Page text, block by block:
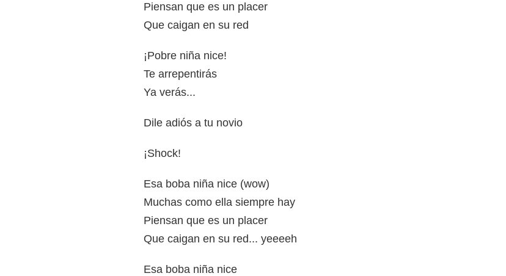
Piensan que es un placer
Que caigan en su red
¡Pobre niña nice!
Te arrepentirás
Ya verás...
Dile adiós a tu novio
¡Shock!
Esa boba niña nice (wow)
Muchas como ella siempre hay
Piensan que es un placer
Que caigan en su red... yeeeeh
Esa boba niña nice